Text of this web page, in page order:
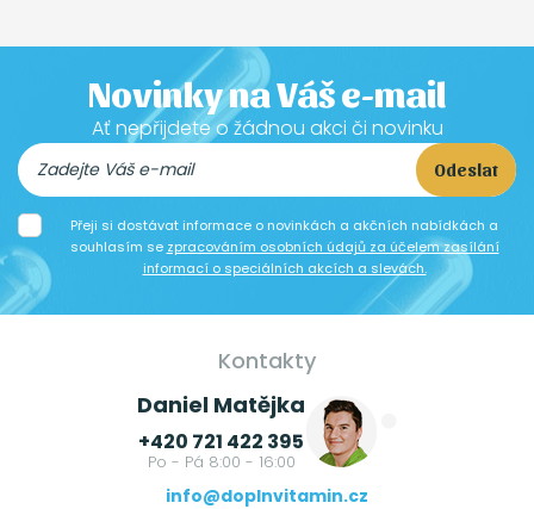
Novinky na Váš e-mail
Ať nepřijdete o žádnou akci či novinku
Odeslat
Přeji si dostávat informace o novinkách a akčních nabídkách a
souhlasím se zpracováním osobních údajů za účelem zasílání
informací o speciálních akcích a slevách.
Kontakty
Daniel Matějka
+420 721 422 395
Po - Pá 8:00 - 16:00
info@doplnvitamin.cz